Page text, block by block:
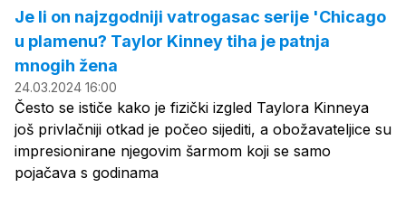
Je li on najzgodniji vatrogasac serije 'Chicago
u plamenu? Taylor Kinney tiha je patnja
mnogih žena
24.03.2024 16:00
Često se ističe kako je fizički izgled Taylora Kinneya
još privlačniji otkad je počeo sijediti, a obožavateljice su
impresionirane njegovim šarmom koji se samo
pojačava s godinama